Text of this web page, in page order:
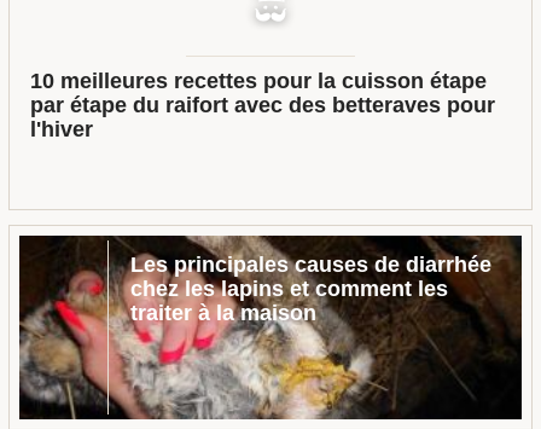
10 meilleures recettes pour la cuisson étape
par étape du raifort avec des betteraves pour
l'hiver
Les principales causes de diarrhée
chez les lapins et comment les
traiter à la maison